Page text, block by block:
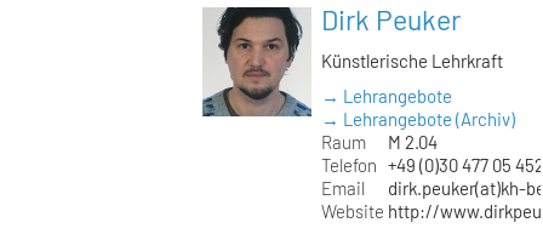
Dirk Peuker
Künstlerische Lehrkraft
→ Lehrangebote
→ Lehrangebote (Archiv)
Raum
M 2.04
Telefon +49 (0)30 477 05
Email
dirk.peuker(at)kh-
Website http://